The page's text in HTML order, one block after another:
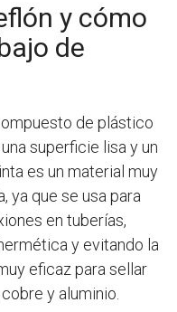
y cómo
de
de plástico
superficie lisa y un
es un material muy
ya que se usa para
en tuberías,
y evitando la
eficaz para sellar
y aluminio.